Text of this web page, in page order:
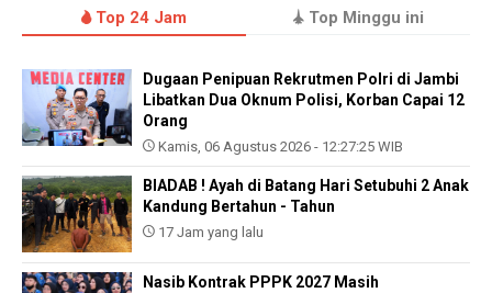
Top 24 Jam Top Minggu ini
Dugaan Penipuan Rekrutmen Polri di Jambi
Libatkan Dua Oknum Polisi, Korban Capai 12
Orang
Kamis, 06 Agustus 2026 - 12:27:25 WIB
BIADAB ! Ayah di Batang Hari Setubuhi 2 Anak
Kandung Bertahun - Tahun
17 Jam yang lalu
Nasib Kontrak PPPK 2027 Masih